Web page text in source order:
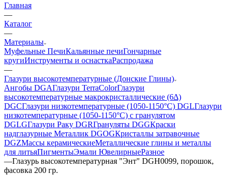
Главная
—
Каталог
—
Материалы
Муфельные ПечиКальянные печиГончарные
кругиИнструменты и оснасткаРаспродажа
—
Глазури высокотемпературные (Донские Глины)
Ангобы DGAГлазури TerraColorГлазури
высокотемпературные макрокристаллические (6∆)
DGCГлазури низкотемпературные (1050-1150°С) DGLГлазури
низкотемпературные (1050-1150°С) с гранулятом
DGLGГлазури Раку DGRГрануляты DGGКраски
надглазурные Металлик DGOGКристаллы затравочные
DGZМассы керамическиеМеталлические глины и металлы
для литьяПигментыЭмали ЮвелирныеРазное
—Глазурь высокотемпературная "Энт" DGH0099, порошок,
фасовка 200 гр.